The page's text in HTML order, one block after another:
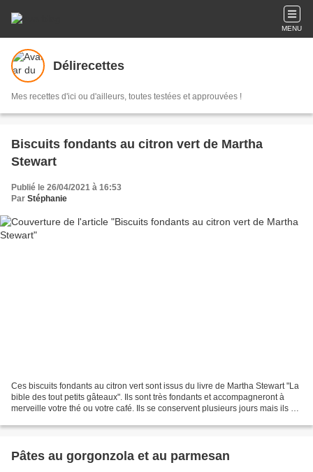
MENU
Délirecettes
Mes recettes d'ici ou d'ailleurs, toutes testées et approuvées !
Biscuits fondants au citron vert de Martha
Stewart
Publié le 26/04/2021 à 16:53
Par Stéphanie
Ces biscuits fondants au citron vert sont issus du livre de Martha Stewart "La
bible des tout petits gâteaux". Ils sont très fondants et accompagneront à
merveille votre thé ou votre café. Ils se conservent plusieurs jours mais ils ne
Pâtes au gorgonzola et au parmesan